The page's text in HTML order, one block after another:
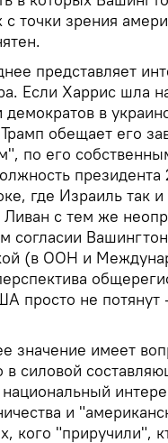
точки зрения
представляет
Если Харрис шла
в
обещает его
по его
где Израиль так
Ливан с тем же
согласии
(в ООН и
просто не потянут
значение имеет
в силовой
и
кого "приручили",